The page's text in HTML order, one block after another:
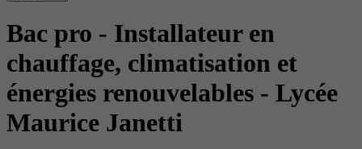
Bac pro - Installateur en
chauffage, climatisation et
énergies renouvelables - Lycée
Maurice Janetti